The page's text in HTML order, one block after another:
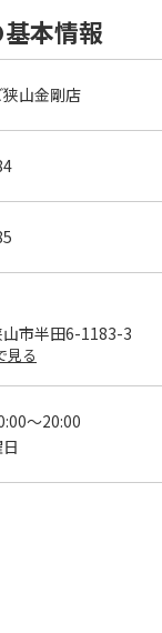
本情報
山金剛店
市半田6-1183-3
見る
～20:00